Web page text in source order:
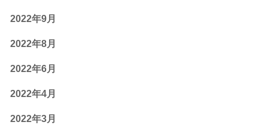
2022年9月
2022年8月
2022年6月
2022年4月
2022年3月